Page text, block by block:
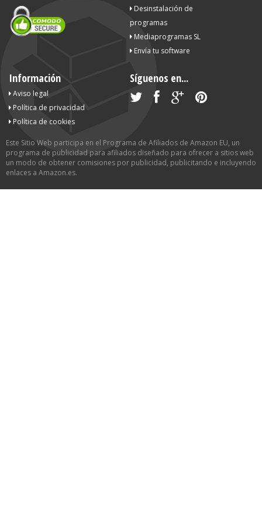
Desinstalación de
programas
Mediaprogramas SL
Envía tu software
Información
Aviso legal
Política de privacidad
Política de cookies
Síguenos en...
Este Sitio Web participa en el Programa de Afiliados de Amazon EU, un
programa de publicidad para afiliados diseñado para ofrecer a sitios web
un modo de obtener comisiones por publicidad, publicitando e incluyendo
enlaces a Amazon.es.